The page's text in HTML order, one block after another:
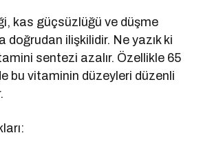
kas güçsüzlüğü ve düşme
doğrudan ilişkilidir. Ne yazık ki
sentezi azalır. Özellikle 65
bu vitaminin düzeyleri düzenli